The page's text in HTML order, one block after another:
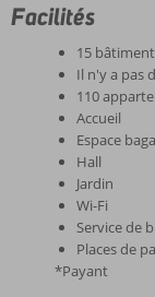
Facilités
15
Il n'y a pas
110
Accueil
Espace
Hall
Jardin
Wi-Fi
Service de
Places de
*Payant